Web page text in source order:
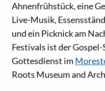
Ahnenfrühstück, eine
Live-Musik,
und ein Picknick am
Festivals ist der
Gottesdienst im
Roots Museum and